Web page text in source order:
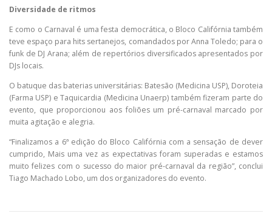
Diversidade de ritmos
E como o Carnaval é uma festa democrática, o Bloco Califórnia também
teve espaço para hits sertanejos, comandados por Anna Toledo; para o
funk de DJ Arana; além de repertórios diversificados apresentados por
DJs locais.
O batuque das baterias universitárias: Batesão (Medicina USP), Doroteia
(Farma USP) e Taquicardia (Medicina Unaerp) também fizeram parte do
evento, que proporcionou aos foliões um pré-carnaval marcado por
muita agitação e alegria.
“Finalizamos a 6ª edição do Bloco Califórnia com a sensação de dever
cumprido, Mais uma vez as expectativas foram superadas e estamos
muito felizes com o sucesso do maior pré-carnaval da região”, conclui
Tiago Machado Lobo, um dos organizadores do evento.